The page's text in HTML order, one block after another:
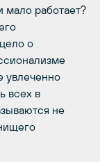
мало работает?
о
увлеченно
всех в
не